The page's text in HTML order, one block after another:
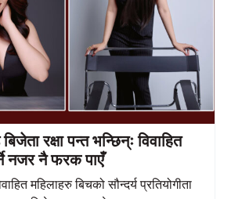
रक्षा पन्त भन्छिन्ः विवाहित
नजर नै फरक पाएँ
महिलाहरु बिचको सौन्दर्य प्रतियोगीता